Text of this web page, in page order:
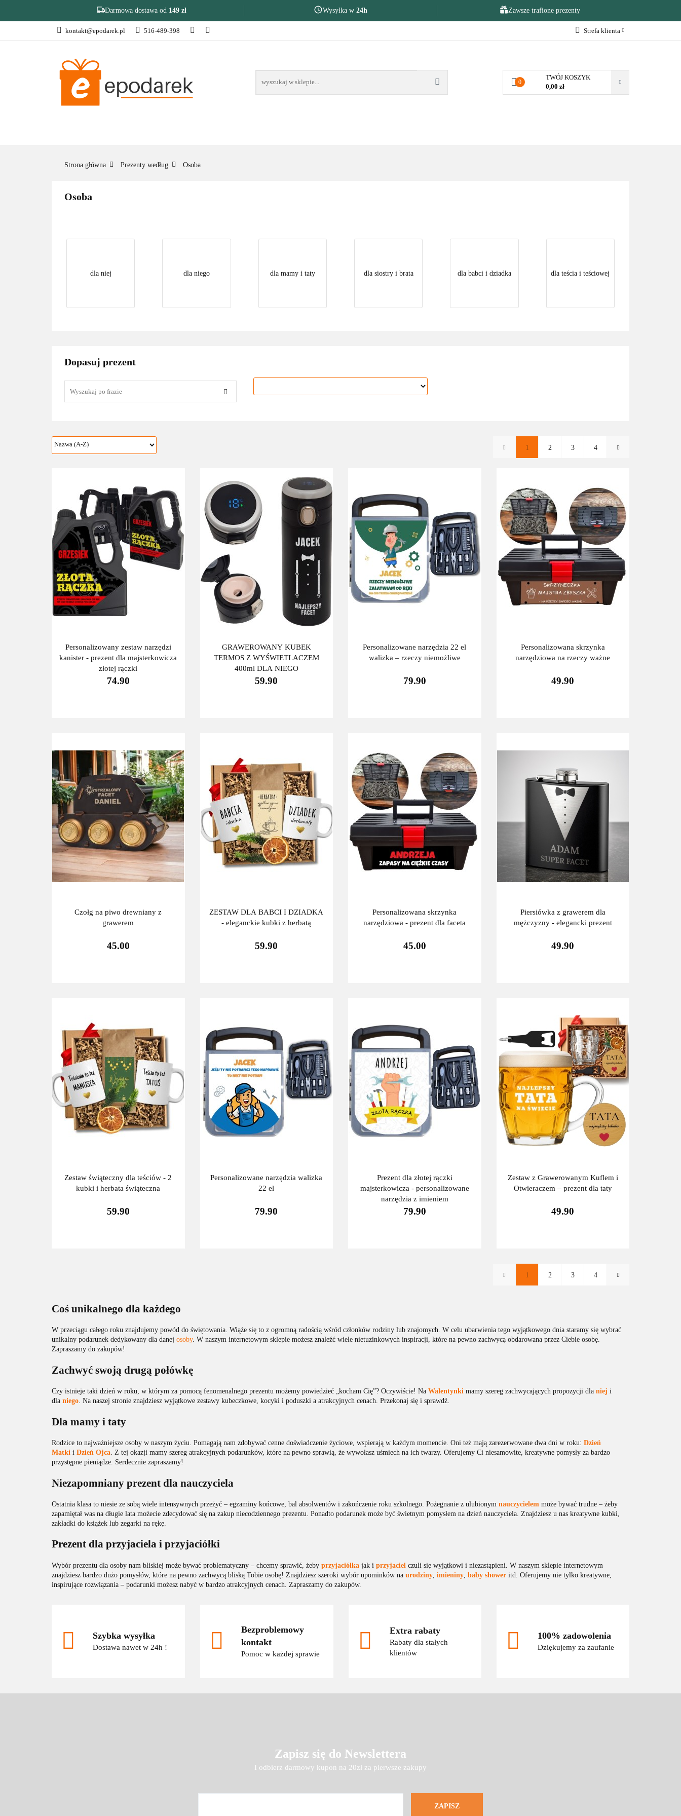
Darmowa dostawa od 149 zł Wysyłka w 24h Zawsze trafione prezenty
kontakt@epodarek.pl 516-489-398 Strefa klienta
Zarejestruj się
Dodaj zgłoszenie
0
TWÓJ KOSZYK
0,00 zł
DZIEŃ OJCA
Strona główna Prezenty według Osoba
Osoba
dla niej dla niego dla mamy i taty dla siostry i brata dla babci i dziadka dla teścia i teściowej
Dopasuj prezent
1 2 3 4
Personalizowany zestaw narzędzi
kanister - prezent dla majsterkowicza
złotej rączki
74.90
GRAWEROWANY KUBEK
TERMOS Z WYŚWIETLACZEM
400ml DLA NIEGO
59.90
Personalizowane narzędzia 22 el
walizka – rzeczy niemożliwe
79.90
Personalizowana skrzynka
narzędziowa na rzeczy ważne
49.90
Czołg na piwo drewniany z
grawerem
45.00
ZESTAW DLA BABCI I DZIADKA
- eleganckie kubki z herbatą
59.90
Personalizowana skrzynka
narzędziowa - prezent dla faceta
45.00
Piersiówka z grawerem dla
mężczyzny - elegancki prezent
49.90
Zestaw świąteczny dla teściów - 2
kubki i herbata świąteczna
59.90
Personalizowane narzędzia walizka
22 el
79.90
Prezent dla złotej rączki
majsterkowicza - personalizowane
narzędzia z imieniem
79.90
Zestaw z Grawerowanym Kuflem i
Otwieraczem – prezent dla taty
49.90
1 2 3 4
Coś unikalnego dla każdego
W przeciągu całego roku znajdujemy powód do świętowania. Wiąże się to z ogromną radością wśród członków rodziny lub znajomych. W celu ubarwienia tego wyjątkowego dnia staramy się wybrać
unikalny podarunek dedykowany dla danej osoby. W naszym internetowym sklepie możesz znaleźć wiele nietuzinkowych inspiracji, które na pewno zachwycą obdarowana przez Ciebie osobę.
Zapraszamy do zakupów!
Zachwyć swoją drugą połówkę
Czy istnieje taki dzień w roku, w którym za pomocą fenomenalnego prezentu możemy powiedzieć „kocham Cię”? Oczywiście! Na Walentynki mamy szereg zachwycających propozycji dla niej i
dla niego. Na naszej stronie znajdziesz wyjątkowe zestawy kubeczkowe, kocyki i poduszki a atrakcyjnych cenach. Przekonaj się i sprawdź.
Dla mamy i taty
Rodzice to najważniejsze osoby w naszym życiu. Pomagają nam zdobywać cenne doświadczenie życiowe, wspierają w każdym momencie. Oni też mają zarezerwowane dwa dni w roku: Dzień
Matki i Dzień Ojca. Z tej okazji mamy szereg atrakcyjnych podarunków, które na pewno sprawią, że wywołasz uśmiech na ich twarzy. Oferujemy Ci niesamowite, kreatywne pomysły za bardzo
przystępne pieniądze. Serdecznie zapraszamy!
Niezapomniany prezent dla nauczyciela
Ostatnia klasa to niesie ze sobą wiele intensywnych przeżyć – egzaminy końcowe, bal absolwentów i zakończenie roku szkolnego. Pożegnanie z ulubionym nauczycielem może bywać trudne – żeby
zapamiętał was na długie lata możecie zdecydować się na zakup niecodziennego prezentu. Ponadto podarunek może być świetnym pomysłem na dzień nauczyciela. Znajdziesz u nas kreatywne kubki,
zakładki do książek lub zegarki na rękę.
Prezent dla przyjaciela i przyjaciółki
Wybór prezentu dla osoby nam bliskiej może bywać problematyczny – chcemy sprawić, żeby przyjaciółka jak i przyjaciel czuli się wyjątkowi i niezastąpieni. W naszym sklepie internetowym
znajdziesz bardzo dużo pomysłów, które na pewno zachwycą bliską Tobie osobę! Znajdziesz szeroki wybór upominków na urodziny imieniny baby shower itd. Oferujemy nie tylko kreatywne,
inspirujące rozwiązania – podarunki możesz nabyć w bardzo atrakcyjnych cenach. Zapraszamy do zakupów.
Szybka wysyłka
Dostawa nawet w 24h !
Bezproblemowy
kontakt
Pomoc w każdej sprawie
Extra rabaty
Rabaty dla stałych
klientów
100% zadowolenia
Dziękujemy za zaufanie
Zapisz się do Newslettera
I odbierz darmowy kupon na 20zł za pierwsze zakupy